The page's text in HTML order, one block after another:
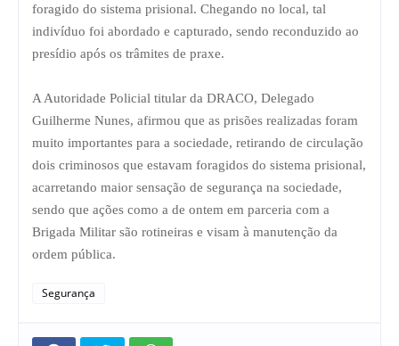
foragido do sistema prisional. Chegando no local, tal
indivíduo foi abordado e capturado, sendo reconduzido ao
presídio após os trâmites de praxe.
A Autoridade Policial titular da DRACO, Delegado
Guilherme Nunes, afirmou que as prisões realizadas foram
muito importantes para a sociedade, retirando de circulação
dois criminosos que estavam foragidos do sistema prisional,
acarretando maior sensação de segurança na sociedade,
sendo que ações como a de ontem em parceria com a
Brigada Militar são rotineiras e visam à manutenção da
ordem pública.
Segurança